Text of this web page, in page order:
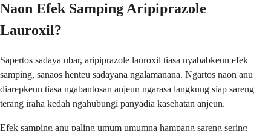
Naon Efek Samping Aripiprazole
Lauroxil?
Sapertos sadaya ubar, aripiprazole lauroxil tiasa nyababkeun efek
samping, sanaos henteu sadayana ngalamanana. Ngartos naon anu
diarepkeun tiasa ngabantosan anjeun ngarasa langkung siap sareng
terang iraha kedah ngahubungi panyadia kasehatan anjeun.
Efek samping anu paling umum umumna hampang sareng sering